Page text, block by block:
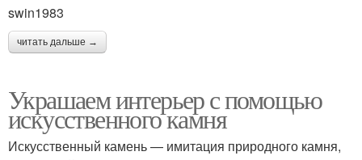
swin1983
читать дальше →
Украшаем интерьер с помощью
искусственного камня
Искусственный камень — имитация природного камня,